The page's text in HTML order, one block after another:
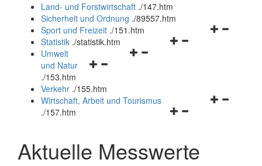
und
schließen
Land- und Forstwirtschaft ./147.htm
Sicherheit und Ordnung ./89557.htm
Navigationsmenü
Sport und Freizeit ./151.htm
Navigationsmenü
Statistik ./statistik.htm
Navigationsmenü
und
schließen
Umwelt
und Natur
./153.htm
Verkehr ./155.htm
Navigationsmenü
schließen
Wirtschaft, Arbeit und Tourismus
./157.htm
Aktuelle Messwerte